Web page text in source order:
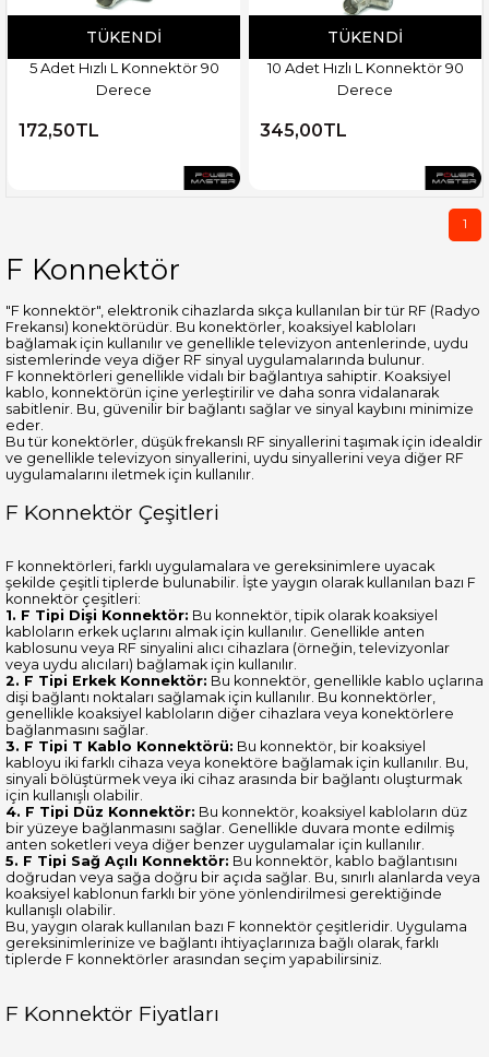
TÜKENDI
5 Adet Hızlı L Konnektör 90
Derece
172,50TL
TÜKENDI
10 Adet Hızlı L Konnektör 90
Derece
345,00TL
1
F Konnektör
"F konnektör", elektronik cihazlarda sıkça kullanılan bir tür RF (Radyo
Frekansı) konektörüdür. Bu konektörler, koaksiyel kabloları
bağlamak için kullanılır ve genellikle televizyon antenlerinde, uydu
sistemlerinde veya diğer RF sinyal uygulamalarında bulunur.
F konnektörleri genellikle vidalı bir bağlantıya sahiptir. Koaksiyel
kablo, konnektörün içine yerleştirilir ve daha sonra vidalanarak
sabitlenir. Bu, güvenilir bir bağlantı sağlar ve sinyal kaybını minimize
eder.
Bu tür konektörler, düşük frekanslı RF sinyallerini taşımak için idealdir
ve genellikle televizyon sinyallerini, uydu sinyallerini veya diğer RF
uygulamalarını iletmek için kullanılır.
F Konnektör Çeşitleri
F konnektörleri, farklı uygulamalara ve gereksinimlere uyacak
şekilde çeşitli tiplerde bulunabilir. İşte yaygın olarak kullanılan bazı F
konnektör çeşitleri:
1. F Tipi Dişi Konnektör: Bu konnektör, tipik olarak koaksiyel
kabloların erkek uçlarını almak için kullanılır. Genellikle anten
kablosunu veya RF sinyalini alıcı cihazlara (örneğin, televizyonlar
veya uydu alıcıları) bağlamak için kullanılır.
2. F Tipi Erkek Konnektör: Bu konnektör, genellikle kablo uçlarına
dişi bağlantı noktaları sağlamak için kullanılır. Bu konnektörler,
genellikle koaksiyel kabloların diğer cihazlara veya konektörlere
bağlanmasını sağlar.
3. F Tipi T Kablo Konnektörü: Bu konnektör, bir koaksiyel
kabloyu iki farklı cihaza veya konektöre bağlamak için kullanılır. Bu,
sinyali bölüştürmek veya iki cihaz arasında bir bağlantı oluşturmak
için kullanışlı olabilir.
4. F Tipi Düz Konnektör: Bu konnektör, koaksiyel kabloların düz
bir yüzeye bağlanmasını sağlar. Genellikle duvara monte edilmiş
anten soketleri veya diğer benzer uygulamalar için kullanılır.
5. F Tipi Sağ Açılı Konnektör: Bu konnektör, kablo bağlantısını
doğrudan veya sağa doğru bir açıda sağlar. Bu, sınırlı alanlarda veya
koaksiyel kablonun farklı bir yöne yönlendirilmesi gerektiğinde
kullanışlı olabilir.
Bu, yaygın olarak kullanılan bazı F konnektör çeşitleridir. Uygulama
gereksinimlerinize ve bağlantı ihtiyaçlarınıza bağlı olarak, farklı
tiplerde F konnektörler arasından seçim yapabilirsiniz.
F Konnektör Fiyatları